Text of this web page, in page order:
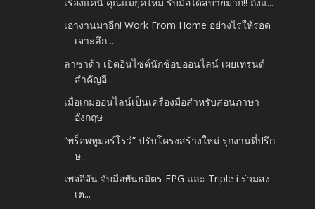
เอางานมาอีก! Work From Home อย่างไรให้รอด
เจาะลึก ...
ลาซาด้า เปิดอินไซต์นักช้อปออนไลน์ เผยเทรนด์
สำคัญอี...
เมื่อเกมออนไลน์เป็นเครื่องมือสำหรับสอนภาษา
อังกฤษ
“พร็อพทูมอร์โรว์” ปรับโครงสร้างใหม่ รุกงานที่ปรึก
ษ...
เพจอีจัน จับมือพันธมิตร EPG และ Triple i ร่วมส่ง
เต...